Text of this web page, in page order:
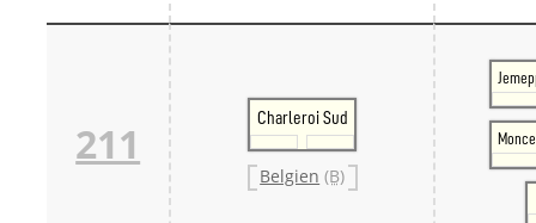
211
Charleroi Sud
Belgien (B)